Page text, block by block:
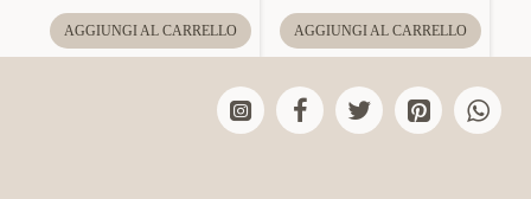
AGGIUNGI AL CARRELLO AGGIUNGI AL CARRELLO